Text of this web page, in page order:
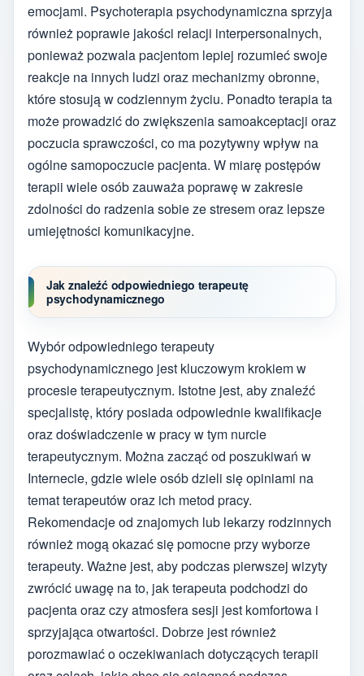
emocjami. Psychoterapia psychodynamiczna sprzyja
również poprawie jakości relacji interpersonalnych,
ponieważ pozwala pacjentom lepiej rozumieć swoje
reakcje na innych ludzi oraz mechanizmy obronne,
które stosują w codziennym życiu. Ponadto terapia ta
może prowadzić do zwiększenia samoakceptacji oraz
poczucia sprawczości, co ma pozytywny wpływ na
ogólne samopoczucie pacjenta. W miarę postępów
terapii wiele osób zauważa poprawę w zakresie
zdolności do radzenia sobie ze stresem oraz lepsze
umiejętności komunikacyjne.
Jak znaleźć odpowiedniego terapeutę
psychodynamicznego
Wybór odpowiedniego terapeuty
psychodynamicznego jest kluczowym krokiem w
procesie terapeutycznym. Istotne jest, aby znaleźć
specjalistę, który posiada odpowiednie kwalifikacje
oraz doświadczenie w pracy w tym nurcie
terapeutycznym. Można zacząć od poszukiwań w
Internecie, gdzie wiele osób dzieli się opiniami na
temat terapeutów oraz ich metod pracy.
Rekomendacje od znajomych lub lekarzy rodzinnych
również mogą okazać się pomocne przy wyborze
terapeuty. Ważne jest, aby podczas pierwszej wizyty
zwrócić uwagę na to, jak terapeuta podchodzi do
pacjenta oraz czy atmosfera sesji jest komfortowa i
sprzyjająca otwartości. Dobrze jest również
porozmawiać o oczekiwaniach dotyczących terapii